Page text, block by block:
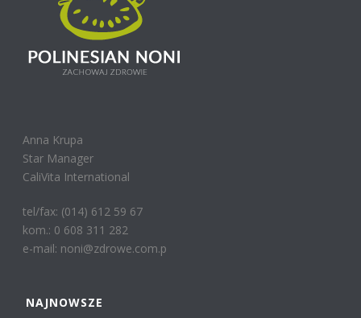
Anna Krupa
Star Manager
CaliVita International
tel/fax: (014) 612 59 67
kom.: 0 608 311 282
e-mail: noni@zdrowe.com.p
NAJNOWSZE